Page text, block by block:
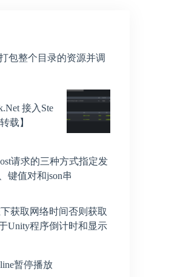
包整个目录的资源并调
接入Ste
载】
请求的三种方式指定发
键值对和json串
获取网络时间否则获取
Unity程序倒计时和显示
暂停播放